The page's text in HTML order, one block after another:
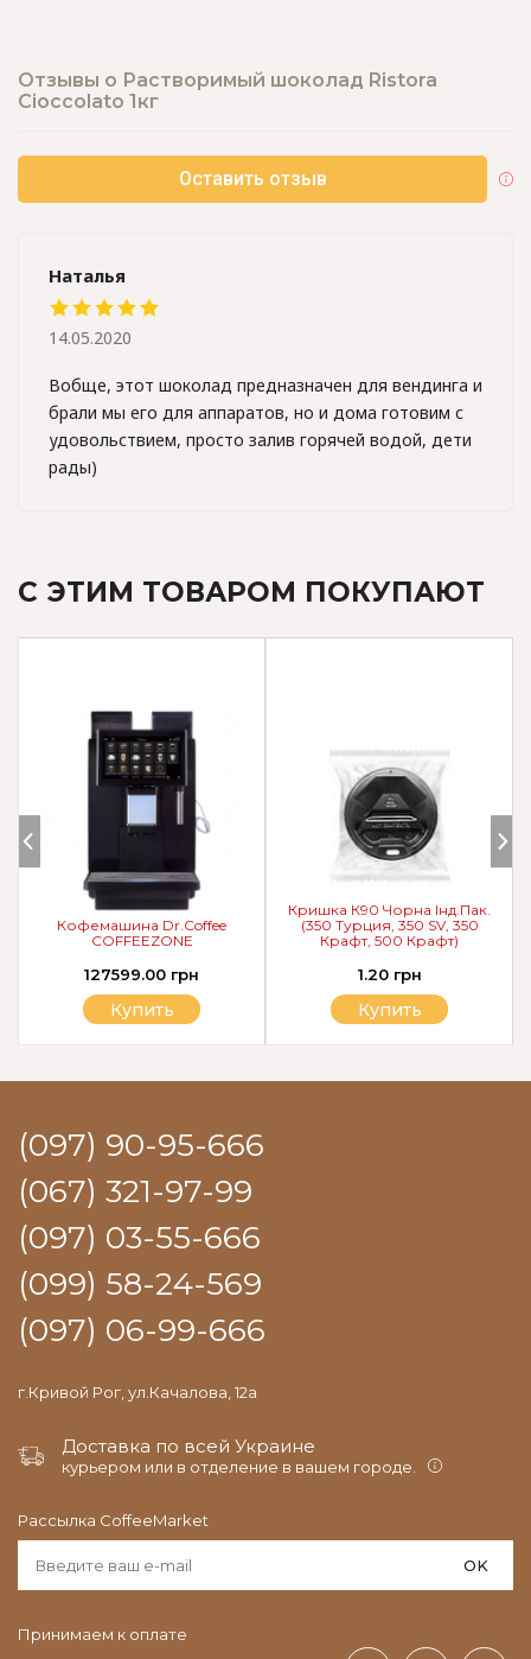
Отзывы о Растворимый шоколад Ristora
Cioccolato 1кг
Оставить отзыв
Наталья
Вобще, этот шоколад предназначен для вендинга и
брали мы его для аппаратов, но и дома готовим с
удовольствием, просто залив горячей водой, дети
рады)
14.05.2020
С ЭТИМ ТОВАРОМ ПОКУПАЮТ
Кришка К90 Чорна Інд.Пак.
(350 Турция, 350 SV, 350
Крафт, 500 Крафт)
1.20 грн
Купить
Кофемашина Dr.Coffee
COFFEEZONE
127599.00 грн
Купить
(097) 90-95-666
(067) 321-97-99
(097) 03-55-666
(099) 58-24-569
(097) 06-99-666
г.Кривой Рог, ул.Качалова, 12а
Доставка по всей Украине
курьером или в отделение в вашем городе.
Рассылка CoffeeMarket
OK
Принимаем к оплате